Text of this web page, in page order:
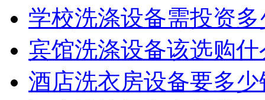
学校洗涤设备需投资多
宾馆洗涤设备该选购什
酒店洗衣房设备要多少